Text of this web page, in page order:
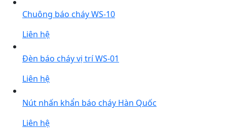
Chuông báo cháy WS-10
Liên hệ
Đèn báo cháy vị trí WS-01
Liên hệ
Nút nhấn khẩn báo cháy Hàn Quốc
Liên hệ